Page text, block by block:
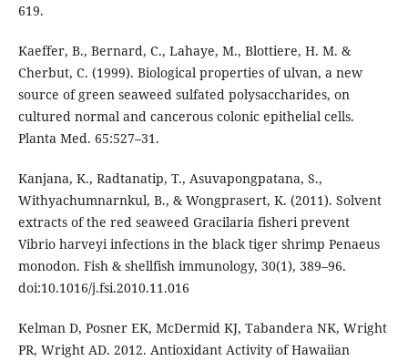
619.
Kaeffer, B., Bernard, C., Lahaye, M., Blottiere, H. M. &
Cherbut, C. (1999). Biological properties of ulvan, a new
source of green seaweed sulfated polysaccharides, on
cultured normal and cancerous colonic epithelial cells.
Planta Med. 65:527–31.
Kanjana, K., Radtanatip, T., Asuvapongpatana, S.,
Withyachumnarnkul, B., & Wongprasert, K. (2011). Solvent
extracts of the red seaweed Gracilaria fisheri prevent
Vibrio harveyi infections in the black tiger shrimp Penaeus
monodon. Fish & shellfish immunology, 30(1), 389–96.
doi:10.1016/j.fsi.2010.11.016
Kelman D, Posner EK, McDermid KJ, Tabandera NK, Wright
PR, Wright AD. 2012. Antioxidant Activity of Hawaiian